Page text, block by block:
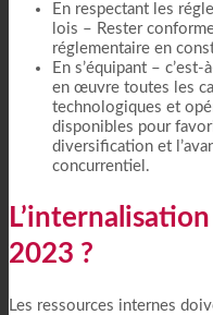
En respectant les
lois – Rester
réglementaire en
En s’équipant –
en œuvre toutes les
technologiques et
disponibles pour
diversification et
concurrentiel.
2023 ?
Les ressources internes